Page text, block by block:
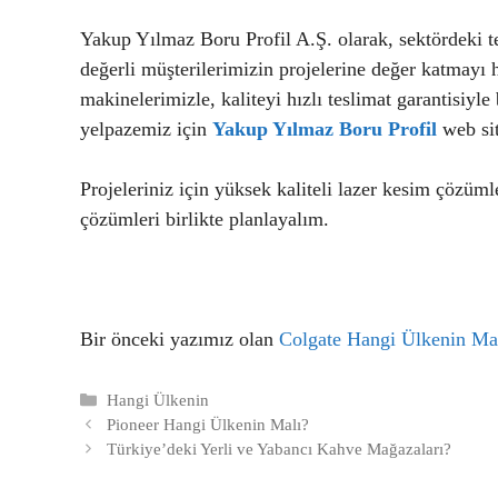
Yakup Yılmaz Boru Profil A.Ş. olarak, sektördeki
değerli müşterilerimizin projelerine değer
makinelerimizle, kaliteyi hızlı teslimat
yelpazemiz için Yakup Yılmaz Boru Profil web
Projeleriniz için yüksek kaliteli lazer kesim
çözümleri birlikte planlayalım.
Bir önceki yazımız olan Colgate Hangi Ülkenin
Kategoriler
Hangi Ülkenin
Pioneer Hangi Ülkenin Malı?
Türkiye’deki Yerli ve Yabancı Kahve Mağazaları?